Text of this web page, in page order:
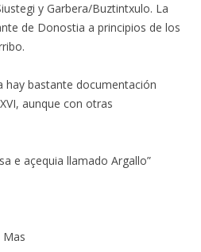
y Garbera/Buztintxulo. La
de Donostia a principios de los
hay bastante documentación
aunque con otras
e açequia llamado Argallo”
Mas